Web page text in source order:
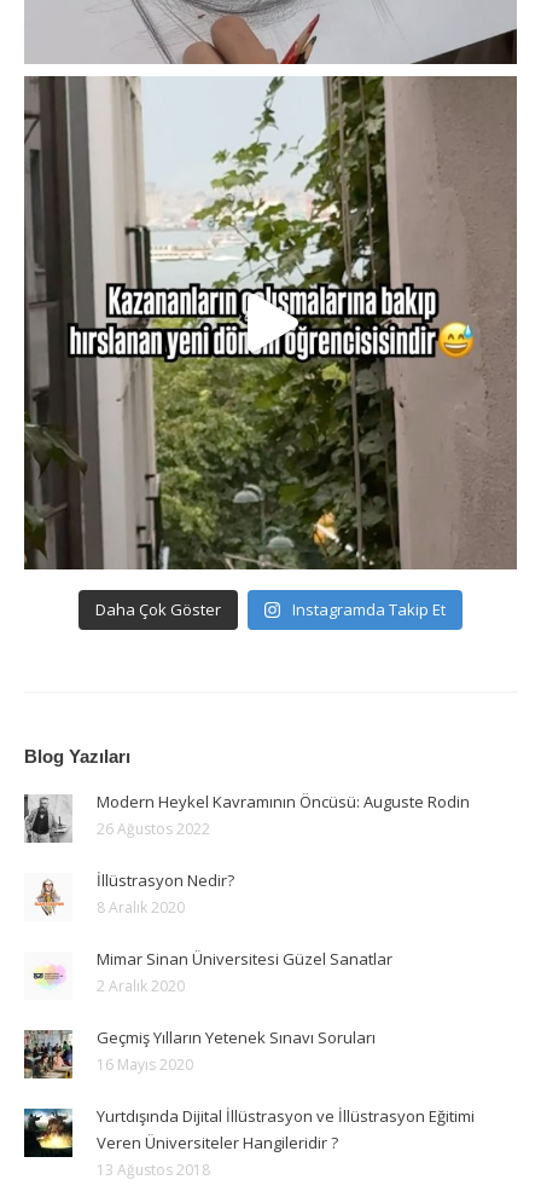
Daha Çok Göster Instagramda Takip Et
Blog Yazıları
Modern Heykel Kavramının Öncüsü: Auguste Rodin
26 Ağustos 2022
İllüstrasyon Nedir?
8 Aralık 2020
Mimar Sinan Üniversitesi Güzel Sanatlar
2 Aralık 2020
Geçmiş Yılların Yetenek Sınavı Soruları
16 Mayıs 2020
Yurtdışında Dijital İllüstrasyon ve İllüstrasyon Eğitimi
Veren Üniversiteler Hangileridir ?
13 Ağustos 2018